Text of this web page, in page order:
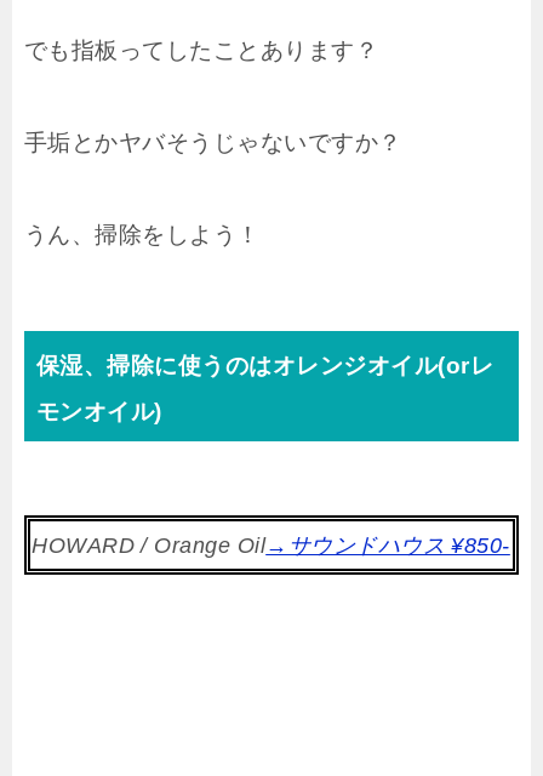
でも指板ってしたことあります？
手垢とかヤバそうじゃないですか？
うん、掃除をしよう！
保湿、掃除に使うのはオレンジオイル(orレ
モンオイル)
HOWARD / Orange Oil→サウンドハウス ¥850-